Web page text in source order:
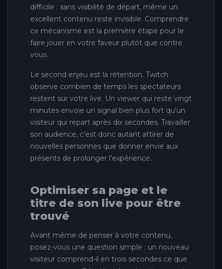
difficile : sans visibilité de départ, même un
excellent contenu reste invisible. Comprendre
ce mécanisme est la première étape pour le
faire jouer en votre faveur plutôt que contre
vous.
Le second enjeu est la rétention. Twitch
observe combien de temps les spectateurs
restent sur votre live. Un viewer qui reste vingt
minutes envoie un signal bien plus fort qu'un
visiteur qui repart après dix secondes. Travailler
son audience, c'est donc autant attirer de
nouvelles personnes que donner envie aux
présents de prolonger l'expérience.
Optimiser sa page et le
titre de son live pour être
trouvé
Avant même de penser à votre contenu,
posez-vous une question simple : un nouveau
visiteur comprend-il en trois secondes ce que